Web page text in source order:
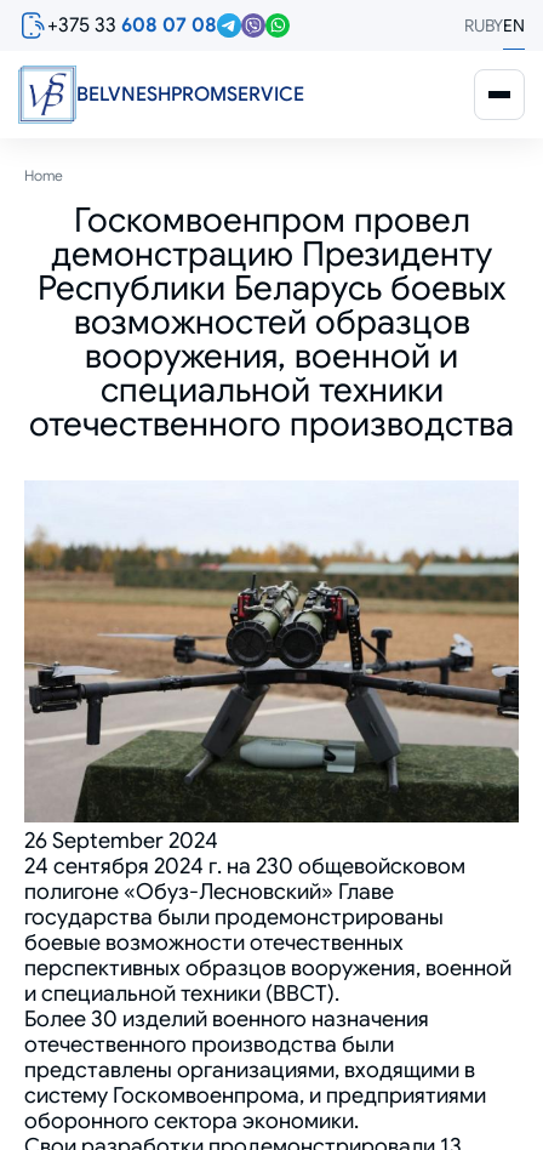
Skip
content
+375 33 608 07 08 RUBYEN
BELVNESHPROMSERVICE
Breadcrumb
Home
Госкомвоенпром провел
демонстрацию Президенту
Республики Беларусь боевых
возможностей образцов
вооружения, военной и
специальной техники
отечественного производства
26 September 2024
24 сентября 2024 г. на 230 общевойсковом
полигоне «Обуз-Лесновский» Главе
государства были продемонстрированы
боевые возможности отечественных
перспективных образцов вооружения, военной
и специальной техники (ВВСТ).
Более 30 изделий военного назначения
отечественного производства были
представлены организациями, входящими в
систему Госкомвоенпрома, и предприятиями
оборонного сектора экономики.